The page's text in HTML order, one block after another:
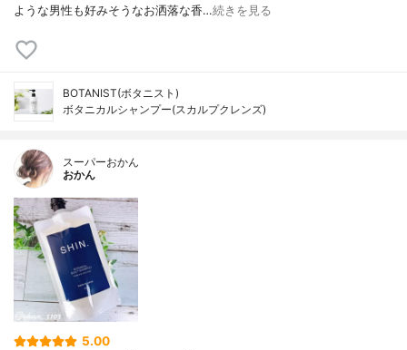
ような男性も好みそうなお洒落な香…続きを見る
BOTANIST(ボタニスト)
ボタニカルシャンプー(スカルプクレンズ)
スーパーおかん
おかん
5.00